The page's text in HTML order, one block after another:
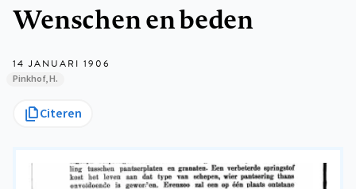
Wenschen en beden
14 JANUARI 1906
Pinkhof, H.
Citeren